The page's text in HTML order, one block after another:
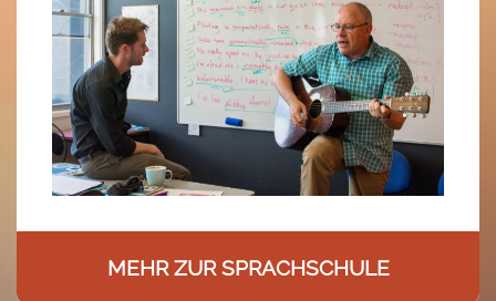
MEHR ZUR SPRACHSCHULE